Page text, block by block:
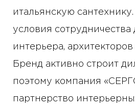
итальянскую
условия сотрудничества
интерьера,
Бренд активно строит
поэтому компания
партнерство